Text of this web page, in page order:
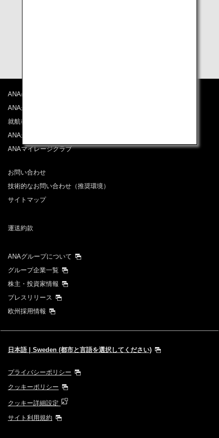
ANAについて
ANAからのお知らせ
就航都市
ANAがお約束する体験
ANAマイレージクラブ
お問い合わせ
技術的なお問い合わせ（推奨環境）
サイトマップ
運送約款
ANAグループについて
グループ企業一覧
株主・投資家情報
プレスリリース
欧州採用情報
日本語 | Sweden (都市と言語を選択してください)
プライバシーポリシー
クッキーポリシー
クッキー詳細設定
サイト利用規約